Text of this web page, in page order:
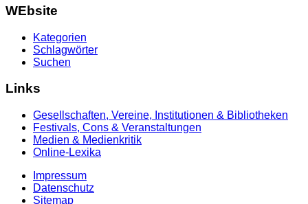
WEbsite
Kategorien
Schlagwörter
Suchen
Links
Gesellschaften, Vereine, Institutionen & Bibliotheken
Festivals, Cons & Veranstaltungen
Medien & Medienkritik
Online-Lexika
Impressum
Datenschutz
Sitemap